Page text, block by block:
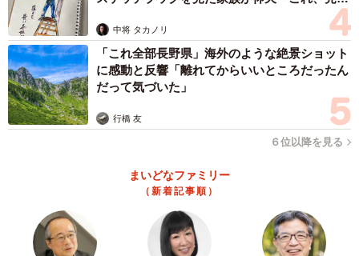
中将 タカノリ
「これ全部長野県」海外のような絶景ショット
に感動と反響「離れてからいいところだったん
だって気づいた」
行橋 友
６位以降を見る
まいどなファミリー
（新着記事順）